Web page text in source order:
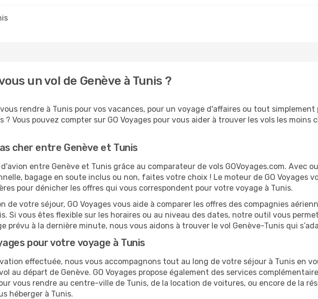
un vol de Genève à Tunis ?
rendre à Tunis pour vos vacances, pour un voyage d'affaires ou tout
? Vous pouvez compter sur GO Voyages pour vous aider à trouver les vols les
cher entre Genève et Tunis
entre Genève et Tunis grâce au comparateur de vols GOVoyages.com. Avec
bagage en soute inclus ou non, faites votre choix ! Le moteur de GO Voyages
pour dénicher les offres qui vous correspondent pour votre voyage à Tunis.
de votre séjour, GO Voyages vous aide à comparer les offres des compagnies
Si vous êtes flexible sur les horaires ou au niveau des dates, notre outil vous
prévu à la dernière minute, nous vous aidons à trouver le vol Genève-Tunis qui
pour votre voyage à Tunis
effectuée, nous vous accompagnons tout au long de votre séjour à Tunis en
au départ de Genève. GO Voyages propose également des services
vous rendre au centre-ville de Tunis, de la location de voitures, ou encore de la
héberger à Tunis.